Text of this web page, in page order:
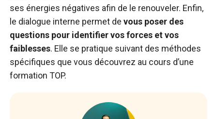
ses énergies négatives afin de le renouveler. Enfin,
le dialogue interne permet de vous poser des
questions pour identifier vos forces et vos
faiblesses. Elle se pratique suivant des méthodes
spécifiques que vous découvrez au cours d’une
formation TOP.